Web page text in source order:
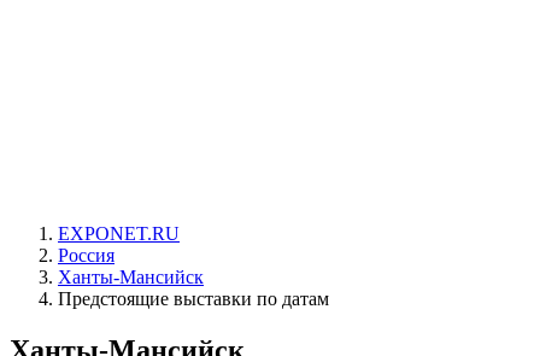
EXPONET.RU
Россия
Ханты-Мансийск
Предстоящие выставки по датам